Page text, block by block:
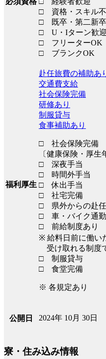
□ 資格・スキル
□ 既卒・第二新
□ U・Iターン歓迎
□ フリーターOK
□ ブランクOK
福利厚生
赴任旅費の補助あ
交通費支給
社会保険完備
研修あり
制服貸与
食事補助あり
□ 社会保険完備
〔健康保険・厚生
□ 深夜手当
□ 時間外手当
□ 休出手当
□ 社宅完備
□ 県外からの赴
□ 車・バイク通
□ 前給制度あり
※ 給料日前に働い
受け取れる制度
□ 制服貸与
□ 食堂完備
※ 各規定あり
公開日 2024年 10月 30日
寮・住み込み情報